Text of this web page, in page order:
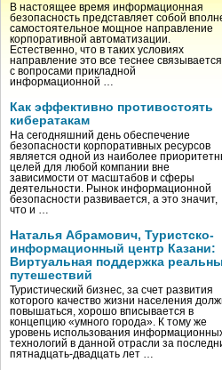
В настоящее время информационная
безопасность представляет собой
самостоятельное мощное направление
корпоративной автоматизации.
Естественно, что в таких условиях
направление это все теснее связывается
с вопросами прикладной
информационной …
Как эффективно противостоять
кибератакам
На сегодняшний день обеспечение
безопасности корпоративных ресурсов
является одной из наиболее
целей для любой компании вне
зависимости от масштабов и сферы
деятельности. Рынок информационной
безопасности развивается, а это значит,
что и …
Наталья Абрамович, Туристско-
информационный центр Казани:
Виртуальная поддержка
путешествий
Туристический бизнес, за счет развития
которого качество жизни населения
повышаться, хорошо вписывается в
концепцию «умного города». К тому же
уровень использования
технологий в данной отрасли за
пятнадцать-двадцать лет …